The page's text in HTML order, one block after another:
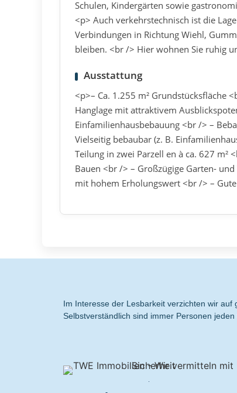
Schulen, Kindergärten sowie
<p> Auch verkehrstechnisch ist die
Verbindungen in Richtung Wiehl,
bleiben. <br /> Hier wohnen Sie ruhig
Ausstattung
<p>– Ca. 1.255 m² Grundstücksfläche
Hanglage mit attraktivem
Einfamilienhausbebauung <br /> –
Vielseitig bebaubar (z. B.
Teilung in zwei Parzell en à ca. 627
Bauen <br /> – Großzügige Garten-
mit hohem Erholungswert <br /> –
Im Interesse der Lesbarkeit verzichten wir auf
Selbstverständlich sind immer Personen